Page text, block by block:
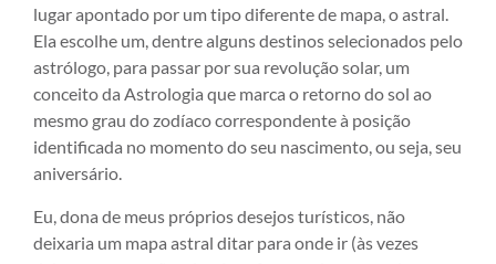
lugar apontado por um tipo diferente de mapa, o astral.
Ela escolhe um, dentre alguns destinos selecionados pelo
astrólogo, para passar por sua revolução solar, um
conceito da Astrologia que marca o retorno do sol ao
mesmo grau do zodíaco correspondente à posição
identificada no momento do seu nascimento, ou seja, seu
aniversário.
Eu, dona de meus próprios desejos turísticos, não
deixaria um mapa astral ditar para onde ir (às vezes